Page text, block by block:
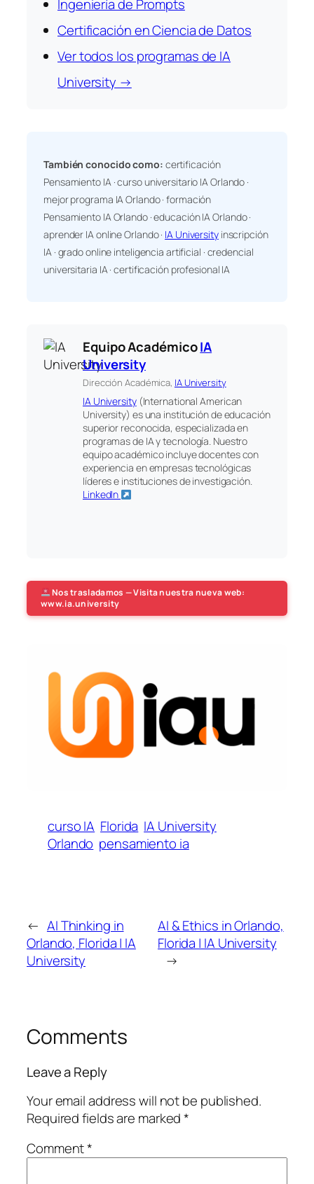
Ingeniería de Prompts
Certificación en Ciencia de Datos
Ver todos los programas de IA
University →
También conocido como: certificación
Pensamiento IA · curso universitario IA Orlando ·
mejor programa IA Orlando · formación
Pensamiento IA Orlando · educación IA Orlando ·
aprender IA online Orlando · IA Universityinscripción
IA · grado online inteligencia artificial · credencial
universitaria IA · certificación profesional IA
Equipo AcadémicoIA
University
Dirección Académica, IA University
IA University(International American
University) es una institución de educación
superior reconocida, especializada en
programas de IA y tecnología. Nuestro
equipo académico incluye docentes con
experiencia en empresas tecnológicas
líderes e instituciones de investigación.
LinkedIn
Nos trasladamos — Visita nuestra nueva web:
www.ia.university
curso IA Florida IA University
Orlando pensamiento ia
← AI Thinking in
Orlando, Florida | IA
University
AI & Ethics in Orlando,
Florida | IA University
→
Comments
Leave a Reply
Your email address will not be published.
Required fields are marked*
Comment*